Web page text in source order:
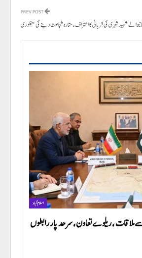
شہید شہری کی قربانی کا اعتراف،ستارہ شجاعت دینے کی منظوری
اسلام آباد
ملاقات ، ریلوے تعاون، سرحد پار رابطوں